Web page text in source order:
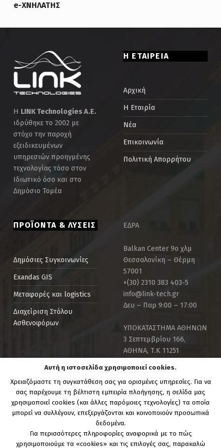
e-ΧΝΗΛΑΤΗΣ
Η LINK Technologies Α.Ε.
ιδρύθηκε το 2002 με
στόχο την παροχή
εξειδικευμένων
υπηρεσιών προηγμένης
τεχνολογίας τόσο στον
Ιδιωτικό όσο και στο
Δημόσιο Τομέα
Η ΕΤΑΙΡΕΙΑ
Αρχική
Η Εταιρία
Νέα
Επικοινωνία
Πολιτική Απορρήτου
ΠΡΟΪΟΝΤΑ & ΛΥΣΕΙΣ
Δημόσιες Συγκοινωνίες
Exandas GIS
Μεταφορές και logistics
Διαχείριση Στόλου
Ασθενοφόρων
ΕΔΡΑ
Balkan Center 9ο χλμ
Θεσσαλονίκη – Θέρμη
57001
+(30) 2310 383 403-5
info@link-tech.gr
Δευ – Παρ 9:00 – 17:00
ΥΠΟΚΑΤΑΣΤΗΜΑ ΑΘΗΝΩΝ
3 Σεπτεμβρίου 166,
ΑΘΗΝΑ, Τ.Κ 11251
+30 210 82 59 029
Δευ – Παρ 9:00 – 17:00
Copyright Link-Tech.gr | Powered by:Link Technologies
Αυτή η ιστοσελίδα χρησιμοποιεί cookies.
Χρειαζόμαστε τη συγκατάθεση σας για ορισμένες υπηρεσίες. Για να
σας παρέχουμε τη βέλτιστη εμπειρία πλοήγησης, η σελίδα μας
χρησιμοποιεί cookies (και άλλες παρόμοιες τεχνολογίες) τα οποία
μπορεί να συλλέγουν, επεξεργάζονται και κοινοποιούν προσωπικά
δεδομένα.
Για περισσότερες πληροφορίες αναφορικά με το πώς
χρησιμοποιούμε τα «cookies» και τις επιλογές σας, παρακαλώ